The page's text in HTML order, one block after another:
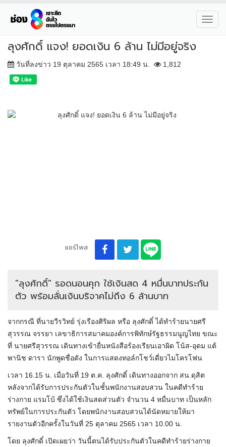
ลุงศักดิ์ แจง! ยอดเงิน 6 ล้าน ไม่มีอยู่จริง
วันที่ลงข่าว 19 ตุลาคม 2565 เวลา 18:49 น. 1,812
แชร์โพส
"ลุงศักดิ์" รอดนอนคุก ใช้เงินสด 4 หมื่นบาทประกัน
ตัว พร้อมลั่นเงินบริจาคไม่ถึง 6 ล้านบาท
จากกรณี ที่นายวีรวิทย์ รุ่งเรืองศิริผล หรือ ลุงศักดิ์ ได้ทำร้ายนายศรี
สุวรรณ จรรยา เลขาธิการสมาคมองค์การพิทักษ์รัฐธรรมนูญไทย ขณะ
ที่ นายศรีสุวรรณ เดินทางเข้ายื่นหนังสือร้องเรียนเอาผิด โน้ส-อุดม แต้
พานิช ดารา นักพูดชื่อดัง ในการแสดงทอล์กโชว์เดี่ยวไมโครโฟน
เวลา 16.15 น. เมื่อวันที่ 19 ต.ค. ลุงศักดิ์ เดินทางออกจาก สน.ดุสิต
หลังจากได้รับการประกันตัวในชั้นพนักงานสอบสวน ในคดีทำร้าย
ร่างกาย แรมโบ้ ซึ่งได้ใช้เงินสดส่วนตัว จำนวน 4 หมื่นบาท เป็นหลัก
ทรัพย์ในการประกันตัว โดยพนักงานสอบสวนได้นัดหมายให้มา
รายงานตัวอีกครั้งในวันที่ 25 ตุลาคม 2565 เวลา 10.00 น.
โดย ลุงศักดิ์ เปิดเผยว่า วันนี้ตนได้รับประกันตัวในคดีทำร้ายร่างกาย